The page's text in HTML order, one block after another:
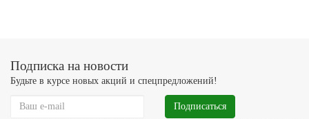
Подписка на новости
Будьте в курсе новых акций и спецпредложений!
Подписаться